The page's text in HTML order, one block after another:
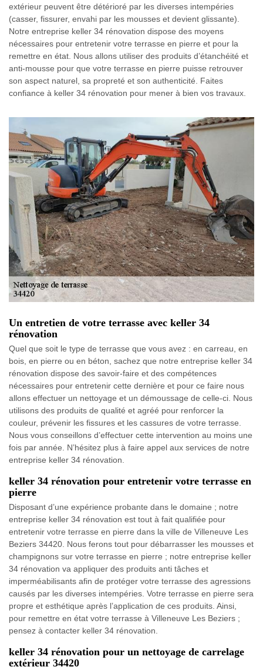
extérieur peuvent être détérioré par les diverses intempéries
(casser, fissurer, envahi par les mousses et devient glissante).
Notre entreprise keller 34 rénovation dispose des moyens
nécessaires pour entretenir votre terrasse en pierre et pour la
remettre en état. Nous allons utiliser des produits d’étanchéité et
anti-mousse pour que votre terrasse en pierre puisse retrouver
son aspect naturel, sa propreté et son authenticité. Faites
confiance à keller 34 rénovation pour mener à bien vos travaux.
Un entretien de votre terrasse avec keller 34
rénovation
Quel que soit le type de terrasse que vous avez : en carreau, en
bois, en pierre ou en béton, sachez que notre entreprise keller 34
rénovation dispose des savoir-faire et des compétences
nécessaires pour entretenir cette dernière et pour ce faire nous
allons effectuer un nettoyage et un démoussage de celle-ci. Nous
utilisons des produits de qualité et agréé pour renforcer la
couleur, prévenir les fissures et les cassures de votre terrasse.
Nous vous conseillons d’effectuer cette intervention au moins une
fois par année. N’hésitez plus à faire appel aux services de notre
entreprise keller 34 rénovation.
keller 34 rénovation pour entretenir votre terrasse en
pierre
Disposant d’une expérience probante dans le domaine ; notre
entreprise keller 34 rénovation est tout à fait qualifiée pour
entretenir votre terrasse en pierre dans la ville de Villeneuve Les
Beziers 34420. Nous ferons tout pour débarrasser les mousses et
champignons sur votre terrasse en pierre ; notre entreprise keller
34 rénovation va appliquer des produits anti tâches et
imperméabilisants afin de protéger votre terrasse des agressions
causés par les diverses intempéries. Votre terrasse en pierre sera
propre et esthétique après l’application de ces produits. Ainsi,
pour remettre en état votre terrasse à Villeneuve Les Beziers ;
pensez à contacter keller 34 rénovation.
keller 34 rénovation pour un nettoyage de carrelage
extérieur 34420